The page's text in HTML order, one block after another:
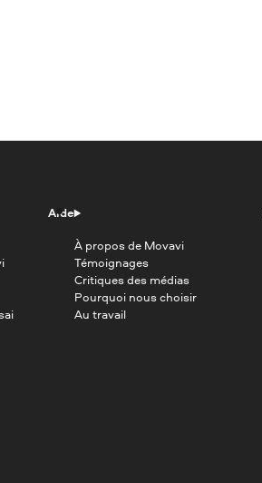
Aide
À propos de Movavi
Témoignages
Critiques des médias
Pourquoi nous choisir
Au travail